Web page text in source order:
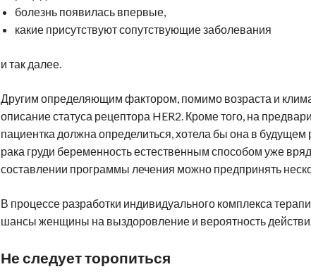
болезнь появилась впервые,
какие присутствуют сопутствующие заболевания
и так далее.
Другим определяющим фактором, помимо возраста и
описание статуса рецептора HER2. Кроме того, на
пациентка должна определиться, хотела бы она в будущем
рака груди беременность естественным способом уже
составлении программы лечения можно предпринять
В процессе разработки индивидуального комплекса
шансы женщины на выздоровление и вероятность
Не следует торопиться